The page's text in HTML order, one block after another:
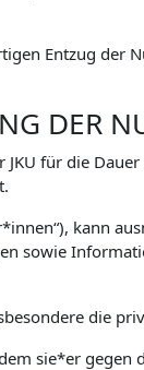
Entzug der
DER
für die
kann
sowie
die
sie*er